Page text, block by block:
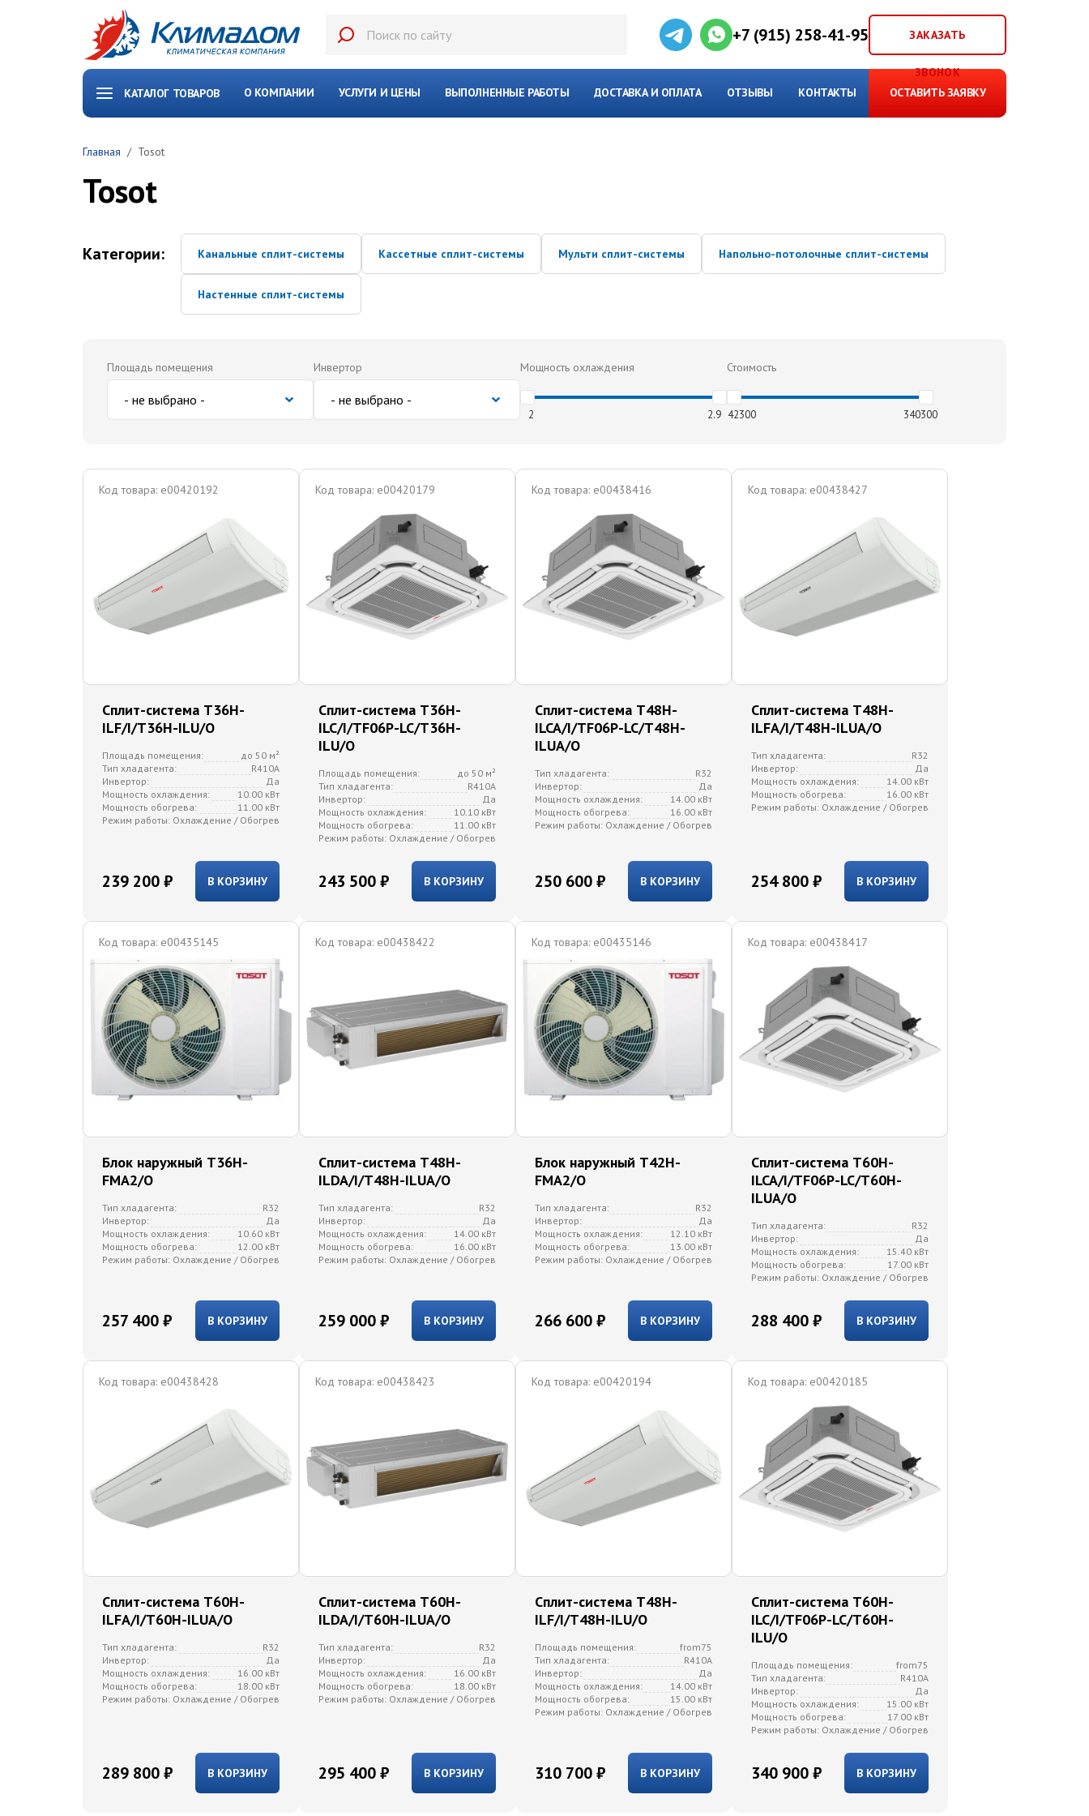
Перейти к основному содержанию
+7 (915) 258-41-95 ЗАКАЗАТЬ
ЗВОНОК
КАТАЛОГ ТОВАРОВ
О КОМПАНИИ УСЛУГИ И ЦЕНЫ ВЫПОЛНЕННЫЕ РАБОТЫ ДОСТАВКА И ОПЛАТА ОТЗЫВЫ КОНТАКТЫ ОСТАВИТЬ ЗАЯВКУ
Главная Tosot
Tosot
Категории: Канальные сплит-системы Кассетные сплит-системы Мульти сплит-системы Напольно-потолочные сплит-системы
Настенные сплит-системы
Площадь помещения Инвертор Мощность охлаждения
2 2.9
Стоимость
42300 340300
Код товара: e00420192
Сплит-система T36H-
ILF/I/T36H-ILU/O
Площадь помещения:
до 50 м²
Тип хладагента:
R410A
Инвертор:
Да
Мощность охлаждения:
10.00 кВт
Мощность обогрева:
11.00 кВт
Режим работы: Охлаждение / Обогрев
В КОРЗИНУ
239 200 ₽
Код товара: e00420179
Сплит-система T36H-
ILC/I/TF06P-LC/T36H-
ILU/O
Площадь помещения:
до 50 м²
Тип хладагента:
R410A
Инвертор:
Да
Мощность охлаждения:
10.10 кВт
Мощность обогрева:
11.00 кВт
Режим работы: Охлаждение / Обогрев
В КОРЗИНУ
243 500 ₽
Код товара: e00438416
Сплит-система T48H-
ILCA/I/TF06P-LC/T48H-
ILUA/O
Тип хладагента:
R32
Инвертор:
Да
Мощность охлаждения:
14.00 кВт
Мощность обогрева:
16.00 кВт
Режим работы: Охлаждение / Обогрев
В КОРЗИНУ
250 600 ₽
Код товара: e00438427
Сплит-система T48H-
ILFA/I/T48H-ILUA/O
Тип хладагента:
R32
Инвертор:
Да
Мощность охлаждения:
14.00 кВт
Мощность обогрева:
16.00 кВт
Режим работы: Охлаждение / Обогрев
В КОРЗИНУ
254 800 ₽
Код товара: e00435145
Блок наружный T36H-
FMA2/O
Тип хладагента:
R32
Инвертор:
Да
Мощность охлаждения:
10.60 кВт
Мощность обогрева:
12.00 кВт
Режим работы: Охлаждение / Обогрев
В КОРЗИНУ
257 400 ₽
Код товара: e00438422
Сплит-система T48H-
ILDA/I/T48H-ILUA/O
Тип хладагента:
R32
Инвертор:
Да
Мощность охлаждения:
14.00 кВт
Мощность обогрева:
16.00 кВт
Режим работы: Охлаждение / Обогрев
В КОРЗИНУ
259 000 ₽
Код товара: e00435146
Блок наружный T42H-
FMA2/O
Тип хладагента:
R32
Инвертор:
Да
Мощность охлаждения:
12.10 кВт
Мощность обогрева:
13.00 кВт
Режим работы: Охлаждение / Обогрев
В КОРЗИНУ
266 600 ₽
Код товара: e00438417
Сплит-система T60H-
ILCA/I/TF06P-LC/T60H-
ILUA/O
Тип хладагента:
R32
Инвертор:
Да
Мощность охлаждения:
15.40 кВт
Мощность обогрева:
17.00 кВт
Режим работы: Охлаждение / Обогрев
В КОРЗИНУ
288 400 ₽
Код товара: e00438428
Сплит-система T60H-
ILFA/I/T60H-ILUA/O
Тип хладагента:
R32
Инвертор:
Да
Мощность охлаждения:
16.00 кВт
Мощность обогрева:
18.00 кВт
Режим работы: Охлаждение / Обогрев
В КОРЗИНУ
289 800 ₽
Код товара: e00438423
Сплит-система T60H-
ILDA/I/T60H-ILUA/O
Тип хладагента:
R32
Инвертор:
Да
Мощность охлаждения:
16.00 кВт
Мощность обогрева:
18.00 кВт
Режим работы: Охлаждение / Обогрев
В КОРЗИНУ
295 400 ₽
Код товара: e00420194
Сплит-система T48H-
ILF/I/T48H-ILU/O
Площадь помещения:
from75
Тип хладагента:
R410A
Инвертор:
Да
Мощность охлаждения:
14.00 кВт
Мощность обогрева:
15.00 кВт
Режим работы: Охлаждение / Обогрев
В КОРЗИНУ
310 700 ₽
Код товара: e00420185
Сплит-система T60H-
ILC/I/TF06P-LC/T60H-
ILU/O
Площадь помещения:
from75
Тип хладагента:
R410A
Инвертор:
Да
Мощность охлаждения:
15.00 кВт
Мощность обогрева:
17.00 кВт
Режим работы: Охлаждение / Обогрев
В КОРЗИНУ
340 900 ₽